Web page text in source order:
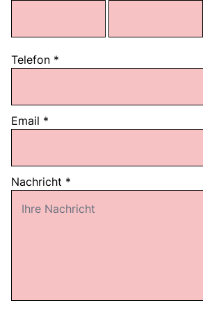
Telefon *
Email *
Nachricht *